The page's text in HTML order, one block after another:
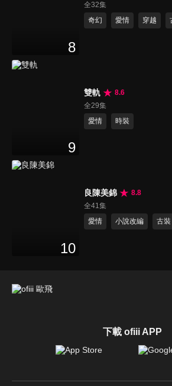
8
全32集
奇幻
愛情 穿越
9
雙軌
8.6
全29集
愛情
時裝
10
良陳美錦
8.8
全41集
愛情
小說改編 古裝
下載 ofiii APP